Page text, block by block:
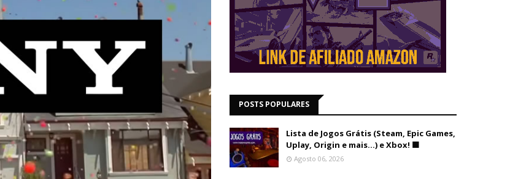
POSTS POPULARES
Lista de Jogos Grátis (Steam, Epic Games,
Uplay, Origin e mais...) e Xbox! 🟩
Agosto 06, 2026